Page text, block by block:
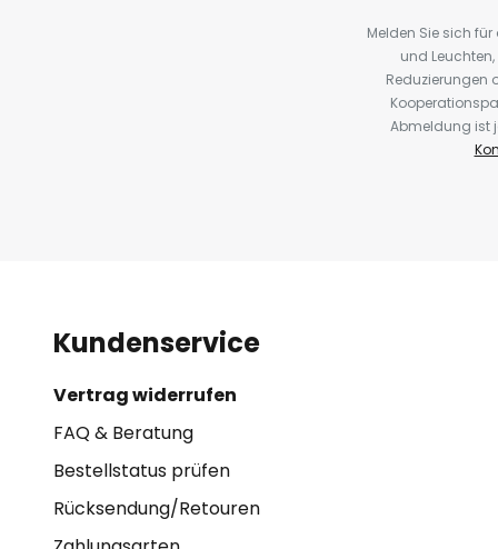
Melden Sie sich
und
Reduzierungen
Abmeldung ist
Kundenservice
Vertrag widerrufen
FAQ & Beratung
Bestellstatus prüfen
Rücksendung/Retouren